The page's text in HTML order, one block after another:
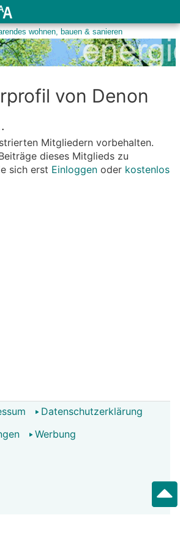
von Denon
Mitgliedern vorbehalten.
dieses Mitglieds zu
sich erst Einloggen oder kostenlos
Datenschutzerklärung
Werbung